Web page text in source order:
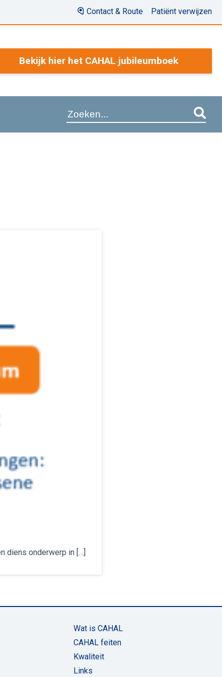
Contact & Route Patiënt verwijzen
Bekijk hier het CAHAL jubileumboek
diens onderwerp in […]
Wat is CAHAL
CAHAL feiten
Kwaliteit
Links